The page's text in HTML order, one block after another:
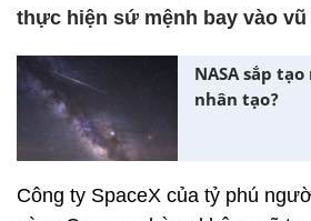
thực hiện sứ mệnh bay vào vũ
NASA sắp
nhân tạo?
Công ty SpaceX của tỷ phú